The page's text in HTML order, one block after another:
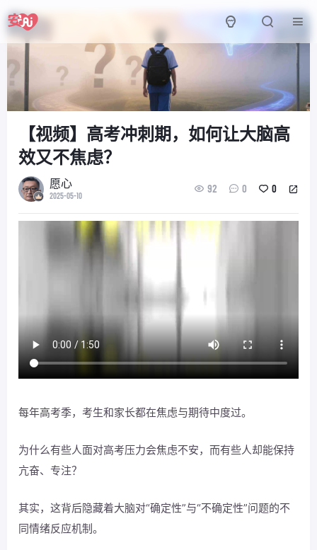
【视频】高考冲刺期，如何让大脑高
效又不焦虑？
愿心
2025-05-10
92 0 0
每年高考季，考生和家长都在焦虑与期待中度过。
为什么有些人面对高考压力会焦虑不安，而有些人却能保持
亢奋、专注？
其实，这背后隐藏着大脑对“确定性”与“不确定性”问题的不
同情绪反应机制。